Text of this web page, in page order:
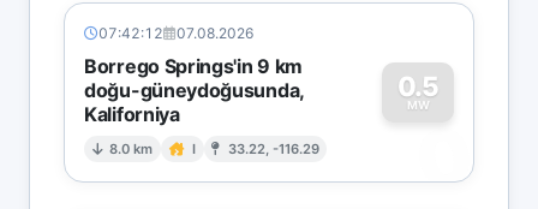
07:42:12 07.08.2026
Borrego Springs'in 9 km
doğu-güneydoğusunda,
Kaliforniya
8.0 km I 33.22, -116.29
0.5
MW
0